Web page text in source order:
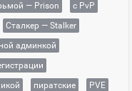
— Prison
с PvP
Сталкер — Stalker
админкой
пиратские
PVE